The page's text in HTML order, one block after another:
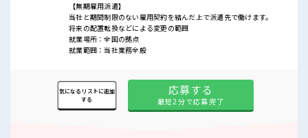
【無期雇用派遣】
当社と期間制限のない雇用契約を結んだ上で派遣先で働けます。
将来の配置転換などによる変更の範囲
就業場所：全国の拠点
就業範囲：当社業務全般
応募する
最短2分で応募完了
気になるリストに追加
する